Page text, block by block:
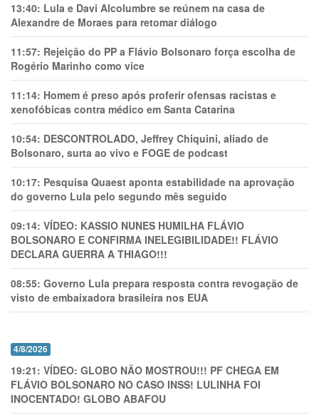
13:40: Lula e Davi Alcolumbre se reúnem na casa de
Alexandre de Moraes para retomar diálogo
11:57: Rejeição do PP a Flávio Bolsonaro força escolha de
Rogério Marinho como vice
11:14: Homem é preso após proferir ofensas racistas e
xenofóbicas contra médico em Santa Catarina
10:54: DESCONTROLADO, Jeffrey Chiquini, aliado de
Bolsonaro, surta ao vivo e FOGE de podcast
10:17: Pesquisa Quaest aponta estabilidade na aprovação
do governo Lula pelo segundo mês seguido
09:14: VÍDEO: KASSIO NUNES HUMlLHA FLÁVIO
BOLSONARO E CONFIRMA INELEGIBILIDADE!! FLÁVIO
DECLARA GUERRA A THIAGO!!!
08:55: Governo Lula prepara resposta contra revogação de
visto de embaixadora brasileira nos EUA
4/8/2026
19:21: VÍDEO: GLOBO NÃO MOSTROU!!! PF CHEGA EM
FLÁVIO BOLSONARO NO CASO INSS! LULINHA FOI
INOCENTADO! GLOBO ABAFOU